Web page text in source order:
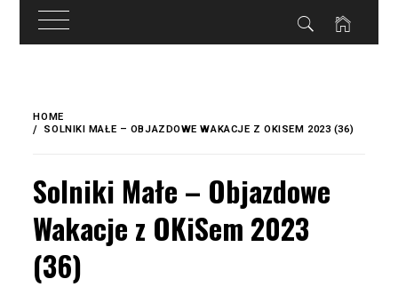
treści
content
HOME
SOLNIKI MAŁE – OBJAZDOWE WAKACJE Z OKISEM 2023 (36)
Solniki Małe – Objazdowe
Wakacje z OKiSem 2023
(36)